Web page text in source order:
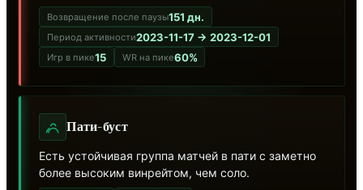
Возвращение после паузы151 дн.
Период активности2023-11-17 → 2023-12-01
Игр в пике15 WR на пике60%
Пати-буст
Есть устойчивая группа матчей в пати с заметно
более высоким винрейтом, чем соло.